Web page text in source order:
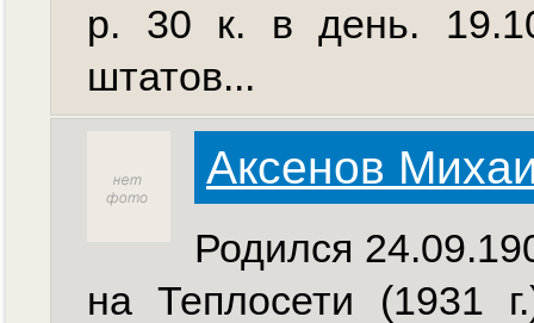
р. 30 к. в день.
штатов...
Аксенов
Родился
на Теплосети (1931